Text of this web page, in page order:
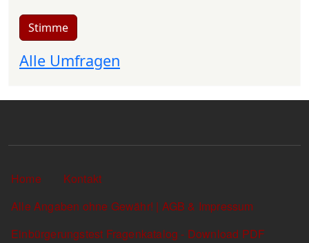
Stimme
Alle Umfragen
Sekundärlinks
Home
Kontakt
Alle Angaben ohne Gewähr! | AGB & Impressum
Einbürgerungstest Fragenkatalog - Download PDF